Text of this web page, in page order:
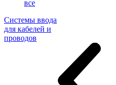
все
Системы ввода
для кабелей и
проводов